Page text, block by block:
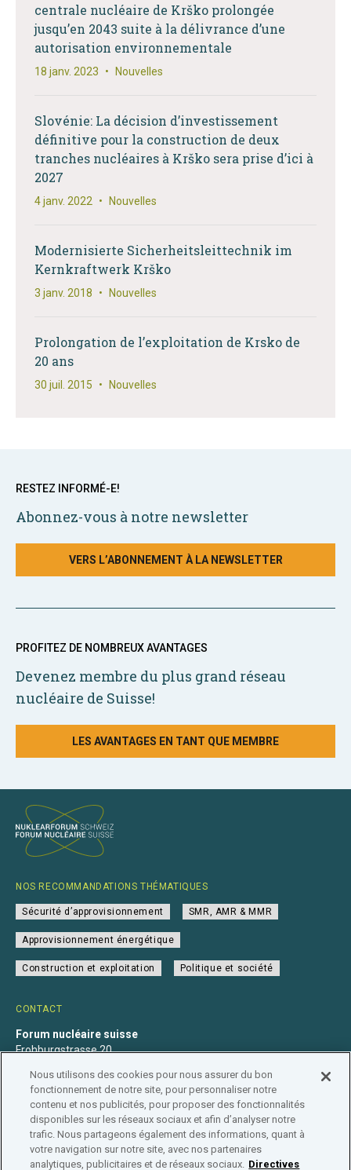
centrale nucléaire de Krško prolongée
jusqu’en 2043 suite à la délivrance d’une
autorisation environnementale
18 janv. 2023 • Nouvelles
Slovénie: La décision d’investissement
définitive pour la construction de deux
tranches nucléaires à Krško sera prise d’ici à
2027
4 janv. 2022 • Nouvelles
Modernisierte Sicherheitsleittechnik im
Kernkraftwerk Krško
3 janv. 2018 • Nouvelles
Prolongation de l’exploitation de Krsko de
20 ans
30 juil. 2015 • Nouvelles
RESTEZ INFORMÉ-E!
Abonnez-vous à notre newsletter
VERS L’ABONNEMENT À LA NEWSLETTER
PROFITEZ DE NOMBREUX AVANTAGES
Devenez membre du plus grand réseau
nucléaire de Suisse!
LES AVANTAGES EN TANT QUE MEMBRE
CONTACT
Forum nucléaire suisse
Frohburgstrasse 20
+41 31 560 36 50
info@nuklearforum.ch
NOS RECOMMANDATIONS THÉMATIQUES
Sécurité d’approvisionnement SMR, AMR & MMR
Approvisionnement énergétique
Construction et exploitation Politique et société
Nous utilisons des cookies pour nous assurer du bon
fonctionnement de notre site, pour personnaliser notre
contenu et nos publicités, pour proposer des fonctionnalités
disponibles sur les réseaux sociaux et afin d’analyser notre
trafic. Nous partageons également des informations, quant à
votre navigation sur notre site, avec nos partenaires
analytiques, publicitaires et de réseaux sociaux. Directives